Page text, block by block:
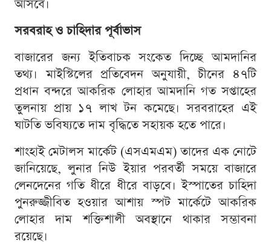
আসবে।
সরবরাহ ও চাহিদার পূর্বাভাস
বাজারের জন্য ইতিবাচক সংকেত দিচ্ছে আমদানির
তথ্য। মাইস্টিলের প্রতিবেদন অনুযায়ী, চীনের ৪৭টি
প্রধান বন্দরে আকরিক লোহার আমদানি গত সপ্তাহের
তুলনায় প্রায় ১৭ লাখ টন কমেছে। সরবরাহের এই
ঘাটতি ভবিষ্যতে দাম বৃদ্ধিতে সহায়ক হতে পারে।
শাংহাই মেটালস মার্কেট (এসএমএম) তাদের এক নোটে
জানিয়েছে, লুনার নিউ ইয়ার পরবর্তী সময়ে বাজারে
লেনদেনের গতি ধীরে ধীরে বাড়বে। ইস্পাতের চাহিদা
পুনরুজ্জীবিত হওয়ার আশায় স্পট মার্কেটে আকরিক
লোহার দাম শক্তিশালী অবস্থানে থাকার সম্ভাবনা
রয়েছে।